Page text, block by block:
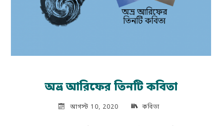
অভ্র আরিফের তিনটি কবিতা
আগস্ট 10, 2020 কবিতা